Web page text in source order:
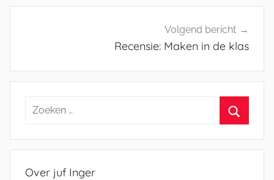
Volgend bericht
Recensie: Maken in de klas
Zoeken
Over juf Inger